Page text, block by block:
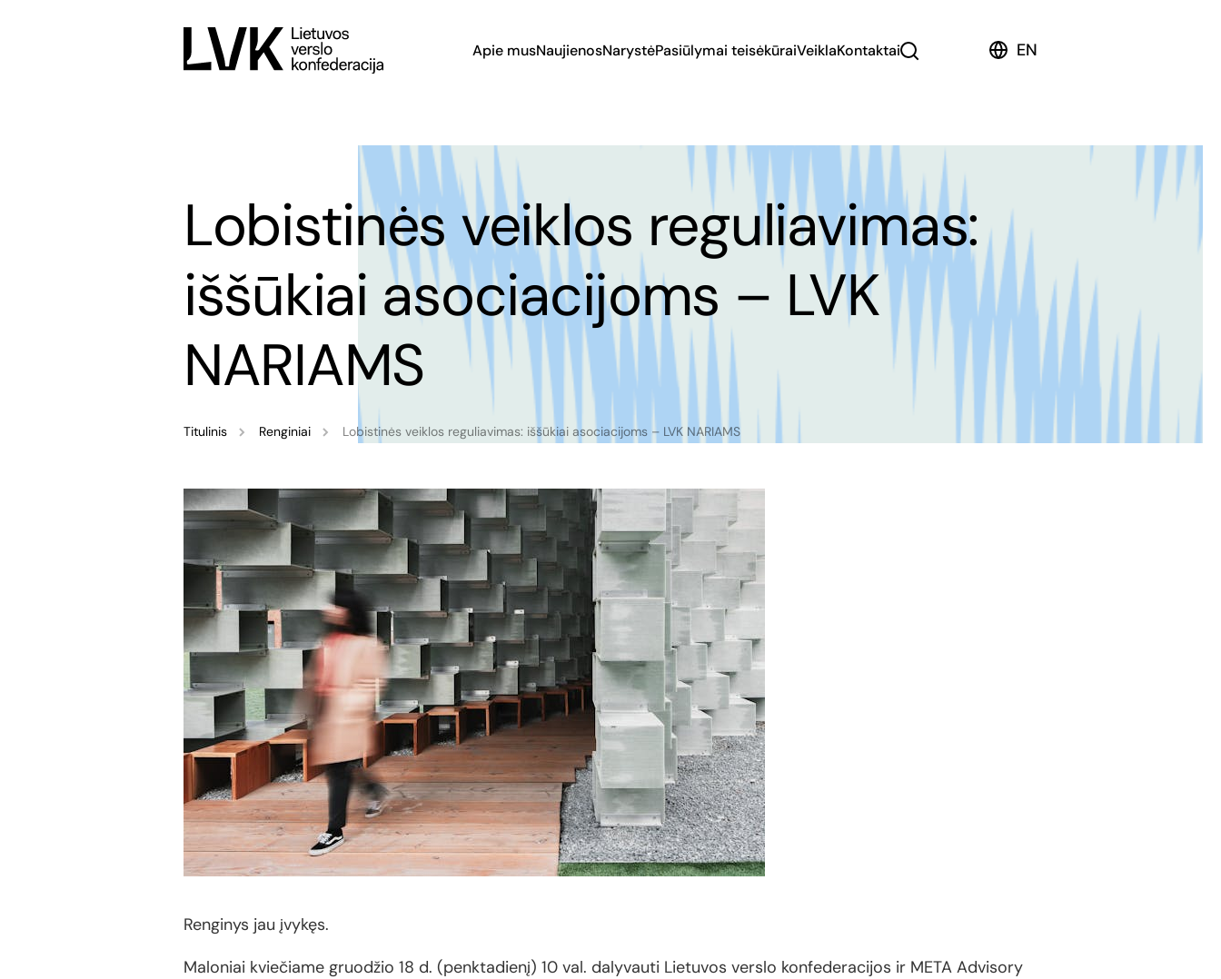
Apie musNaujienosNarystėPasiūlymai teisėkūraiVeiklaKontaktai EN
Lobistinės veiklos reguliavimas:
iššūkiai asociacijoms – LVK
NARIAMS
Titulinis Renginiai Lobistinės veiklos reguliavimas: iššūkiai asociacijoms – LVK NARIAMS
Renginys jau įvykęs.
Maloniai kviečiame gruodžio 18 d. (penktadienį) 10 val. dalyvauti Lietuvos verslo konfederacijos ir META Advisory